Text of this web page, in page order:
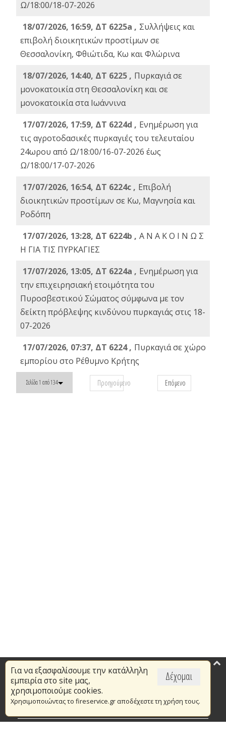
Ω/18:00/18-07-2026
18/07/2026, 16:59, ΔT 6225a , Συλλήψεις και
επιβολή διοικητικών προστίμων σε
Θεσσαλονίκη, Φθιώτιδα, Κω και Φλώρινα
18/07/2026, 14:40, ΔΤ 6225 , Πυρκαγιά σε
μονοκατοικία στη Θεσσαλονίκη και σε
μονοκατοικία στα Ιωάννινα
17/07/2026, 17:59, ΔΤ 6224d , Ενημέρωση για
τις αγροτοδασικές πυρκαγιές του τελευταίου
24ωρου από Ω/18:00/16-07-2026 έως
Ω/18:00/17-07-2026
17/07/2026, 16:54, ΔΤ 6224c , Επιβολή
διοικητικών προστίμων σε Κω, Μαγνησία και
Ροδόπη
17/07/2026, 13:28, ΔΤ 6224b , Α Ν Α Κ Ο Ι Ν Ω Σ
Η ΓΙΑ ΤΙΣ ΠΥΡΚΑΓΙΕΣ
17/07/2026, 13:05, ΔΤ 6224a , Ενημέρωση για
την επιχειρησιακή ετοιμότητα του
Πυροσβεστικού Σώματος σύμφωνα με τον
δείκτη πρόβλεψης κινδύνου πυρκαγιάς στις 18-
07-2026
17/07/2026, 07:37, ΔΤ 6224 , Πυρκαγιά σε χώρο
εμπορίου στο Ρέθυμνο Κρήτης
Σελίδα 1 από 134 Προηγούμενο Επόμενο
Δέχομαι
Για να εξασφαλίσουμε την κατάλληλη
εμπειρία στο site μας,
χρησιμοποιούμε cookies.
Χρησιμοποιώντας το fireservice.gr αποδέχεστε τη χρήση τους.
Επικαιρότητα
Το Πυροσβεστικό Σώμα